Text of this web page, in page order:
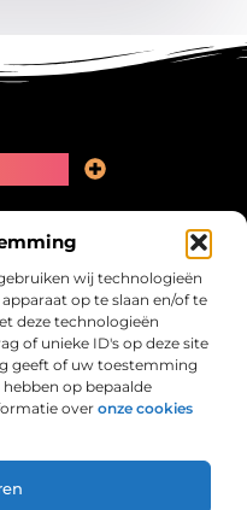
wij technologieën
op te slaan en/of te
deze technologieën
of unieke ID's op deze site
geeft of uw toestemming
op bepaalde
over onze cookies
verzameling van
het dagelijks leven boeiend